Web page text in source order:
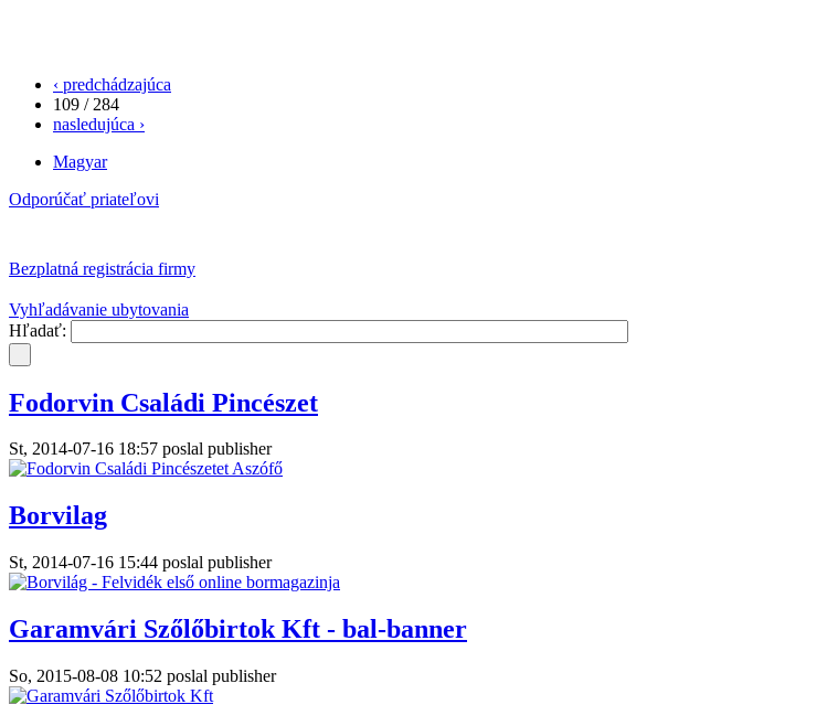
‹ predchádzajúca
109 / 284
nasledujúca ›
Magyar
Odporúčať priateľovi
Bezplatná registrácia firmy
Vyhľadávanie ubytovania
Hľadať:
Fodorvin Családi Pincészet
St, 2014-07-16 18:57 poslal publisher
Borvilag
St, 2014-07-16 15:44 poslal publisher
Garamvári Szőlőbirtok Kft - bal-banner
So, 2015-08-08 10:52 poslal publisher